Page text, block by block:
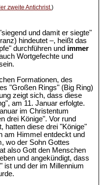
zweite Antichrist.)
und damit er siegte"
hindeutet –, heißt das
durchführen und immer
Wortgefechte und
Formationen, des
"Großen Rings" (Big Ring)
zeigt sich, dass diese
am 11. Januar erfolgte.
im Christentum
drei Könige". Vor rund
hatten diese drei "Könige"
am Himmel entdeckt und
wo der Sohn Gottes
also Gott den Menschen
und angekündigt, dass
ist und der im Millennium